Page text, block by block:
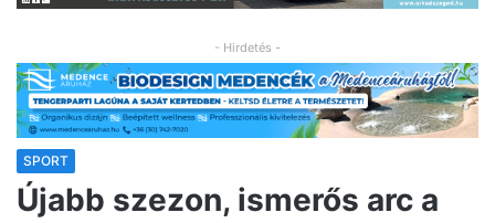
- Hirdetés -
SPORT
Újabb szezon, ismerős arc a